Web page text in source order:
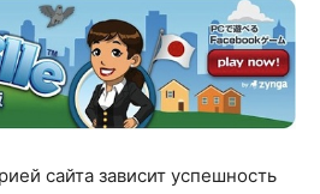
сайта зависит успешность